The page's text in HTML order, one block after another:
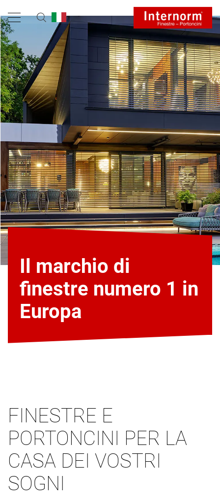
Il marchio di
finestre numero 1 in
Europa
FINESTRE E
PORTONCINI PER LA
CASA DEI VOSTRI
SOGNI